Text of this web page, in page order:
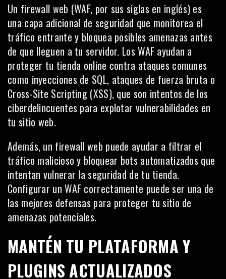
Un firewall web (WAF, por sus siglas en inglés) es
una capa adicional de seguridad que monitorea el
tráfico entrante y bloquea posibles amenazas antes
de que lleguen a tu servidor. Los WAF ayudan a
proteger tu tienda online contra ataques comunes
como inyecciones de SQL, ataques de fuerza bruta o
Cross-Site Scripting (XSS), que son intentos de los
ciberdelincuentes para explotar vulnerabilidades en
tu sitio web.
Además, un firewall web puede ayudar a filtrar el
tráfico malicioso y bloquear bots automatizados que
intentan vulnerar la seguridad de tu tienda.
Configurar un WAF correctamente puede ser una de
las mejores defensas para proteger tu sitio de
amenazas potenciales.
MANTÉN TU PLATAFORMA Y
PLUGINS ACTUALIZADOS